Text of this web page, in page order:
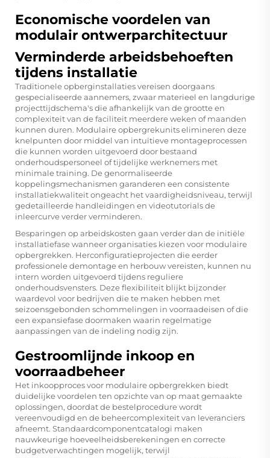
Economische voordelen van
modulair ontwerparchitectuur
Verminderde arbeidsbehoeften
tijdens installatie
Traditionele opberginstallaties vereisen doorgaans
gespecialiseerde aannemers, zwaar materieel en langdurige
projecttijdschema's die afhankelijk van de grootte en
complexiteit van de faciliteit meerdere weken of maanden
kunnen duren. Modulaire opbergrekunits elimineren deze
knelpunten door middel van intuïtieve montageprocessen
die kunnen worden uitgevoerd door bestaand
onderhoudspersoneel of tijdelijke werknemers met
minimale training. De genormaliseerde
koppelingsmechanismen garanderen een consistente
installatiekwaliteit ongeacht het vaardigheidsniveau, terwijl
gedetailleerde handleidingen en videotutorials de
inleercurve verder verminderen.
Besparingen op arbeidskosten gaan verder dan de initiële
installatiefase wanneer organisaties kiezen voor modulaire
opbergrekken. Herconfiguratieprojecten die eerder
professionele demontage en herbouw vereisten, kunnen nu
intern worden uitgevoerd tijdens reguliere
onderhoudsvensters. Deze flexibiliteit blijkt bijzonder
waardevol voor bedrijven die te maken hebben met
seizoensgebonden schommelingen in voorraadeisen of die
een expansiefase doormaken waarin regelmatige
aanpassingen van de indeling nodig zijn.
Gestroomlijnde inkoop en
voorraadbeheer
Het inkoopproces voor modulaire opbergrekken biedt
duidelijke voordelen ten opzichte van op maat gemaakte
oplossingen, doordat de bestelprocedure wordt
vereenvoudigd en de beheercomplexiteit van leveranciers
afneemt. Standaardcomponentcatalogi maken
nauwkeurige hoeveelheidsberekeningen en correcte
budgetverwachtingen mogelijk, terwijl